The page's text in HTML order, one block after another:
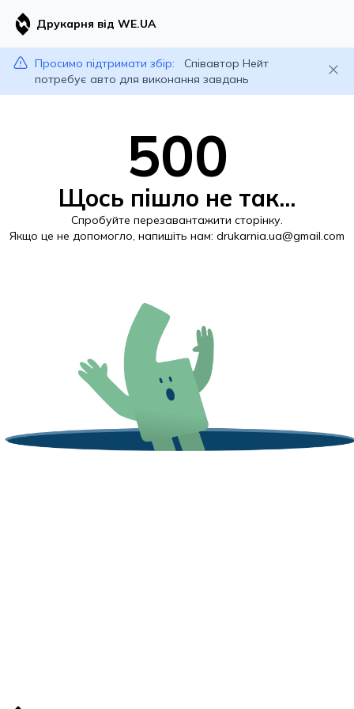
Друкарня від WE.UA
Просимо підтримати збір:
Співавтор Нейт
потребує авто для виконання завдань
500
Щось пішло не так...
Спробуйте перезавантажити сторінку.
Якщо це не допомогло, напишіть нам: drukarnia.ua@gmail.com